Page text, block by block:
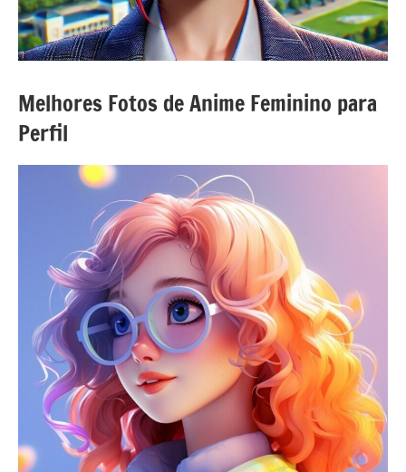
Melhores Fotos de Anime Feminino para
Perfil